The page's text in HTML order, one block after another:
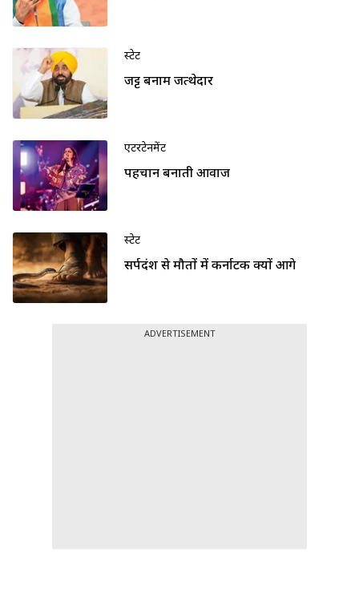
स्टेट
जट्ट बनाम जत्थेदार
एंटरटेनमेंट
पहचान बनाती आवाज
स्टेट
सर्पदंश से मौतों में कर्नाटक क्यों आगे
ADVERTISEMENT